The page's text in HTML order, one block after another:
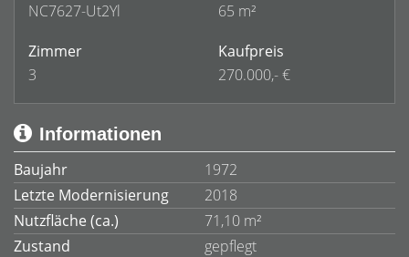
NC7627-Ut2Yl
65 m²
Zimmer
3
Kaufpreis
270.000,- €
Informationen
Baujahr
1972
Letzte Modernisierung
2018
Nutzfläche (ca.)
71,10 m²
Zustand
gepflegt